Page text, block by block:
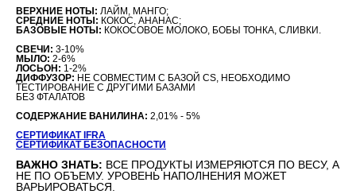
ВЕРХНИЕ НОТЫ: ЛАЙМ, МАНГО;
СРЕДНИЕ НОТЫ: КОКОС, АНАНАС;
БАЗОВЫЕ НОТЫ: КОКОСОВОЕ МОЛОКО, БОБЫ ТОНКА, СЛИВКИ.
СВЕЧИ: 3-10%
МЫЛО: 2-6%
ЛОСЬОН: 1-2%
ДИФФУЗОР: НЕ СОВМЕСТИМ С БАЗОЙ CS, НЕОБХОДИМО
ТЕСТИРОВАНИЕ С ДРУГИМИ БАЗАМИ
БЕЗ ФТАЛАТОВ
СОДЕРЖАНИЕ ВАНИЛИНА: 2,01% - 5%
СЕРТИФИКАТ IFRA
СЕРТИФИКАТ БЕЗОПАСНОСТИ
ВАЖНО ЗНАТЬ: ВСЕ ПРОДУКТЫ ИЗМЕРЯЮТСЯ ПО ВЕСУ, А
НЕ ПО ОБЪЕМУ. УРОВЕНЬ НАПОЛНЕНИЯ МОЖЕТ
ВАРЬИРОВАТЬСЯ.